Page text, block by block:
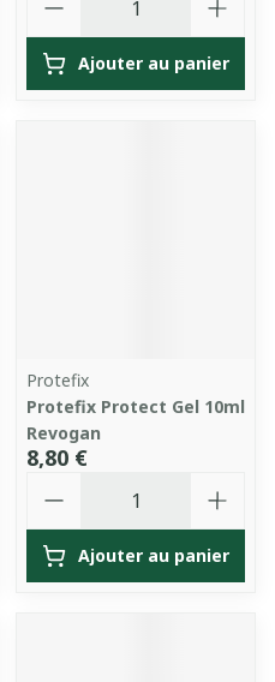
Ajouter au panier
Protefix
Protefix Protect Gel 10ml
Revogan
8,80 €
Ajouter au panier